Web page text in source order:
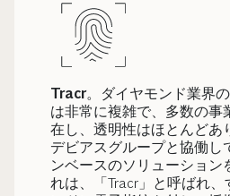
Tracr。ダイヤモンド業界
は非常に複雑で、多数の事
在し、透明性はほとんどあ
デビアスグループと協働し
ンベースのソリューション
れは、「Tracr」と呼ばれ